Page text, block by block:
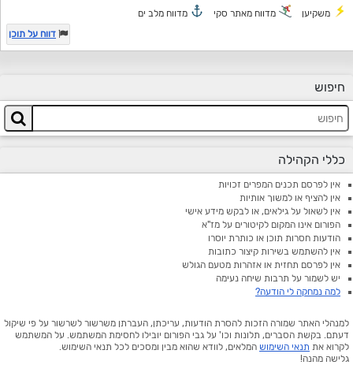
משקיען מדווח מאתר סקי
מדווח מלב ים
דווח על תוכן
חיפוש
כללי הקהילה
אין לפרסם תכנים המפרים זכויות
אין להציף או למשוך אותיות
אין לשאול על גילאים, או לבקש מידע אישי
הפורום אינו המקום לקיטורים על מז"א
הודעות חסרות תוכן או כותרת יוסרו
אין להשתמש בשירות קיצור כתובות
אין לפרסם תחזית או אזהרות מטעם הגולש
יש לשמור על תרבות שיחה נעימה
למה נמחקה לי הודעה?
למנהלי האתר שמורה הזכות להסרת הודעות, עריכתן, העברתן משרשור לשרשור על פי שיקול
דעתם. בקשת הסברים, תלונות וכו' על גבי הפורום יובילו לחסימת המשתמש. על המשתמש
לקרוא את תנאי השימוש המלאים, לוודא שהוא מבין ומסכים לכל תנאי השימוש.
גלישה מהנה!